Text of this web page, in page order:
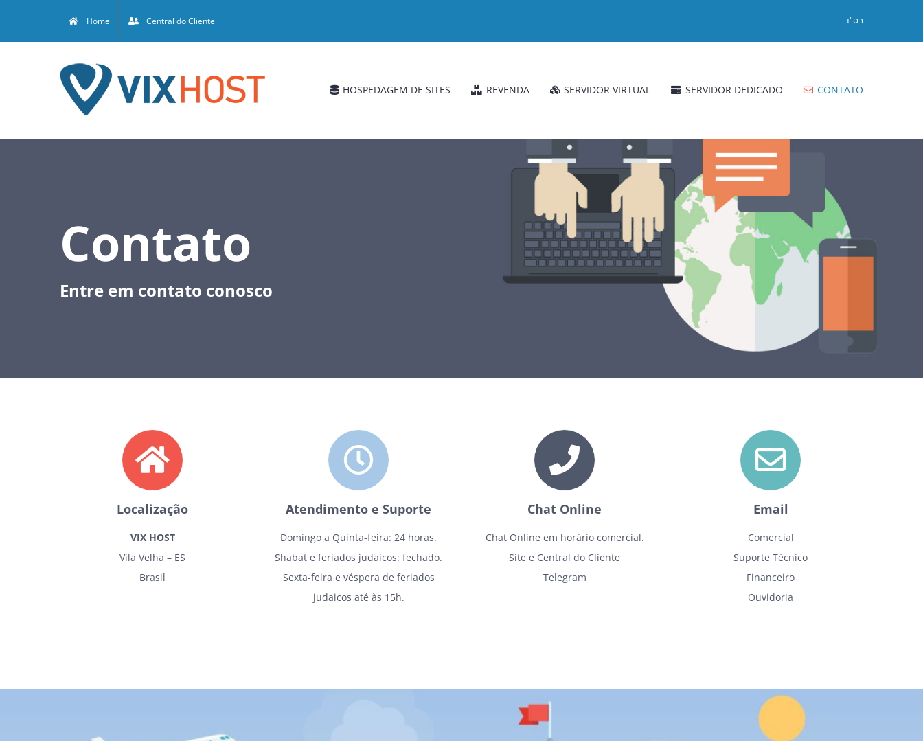
Home Central do Cliente בס"ד
HOSPEDAGEM DE SITES REVENDA SERVIDOR VIRTUAL SERVIDOR DEDICADO CONTATO
Contato
Entre em contato conosco
Localização
VIX HOST
Vila Velha – ES
Brasil
Atendimento e Suporte
Domingo a Quinta-feira: 24 horas.
Shabat e feriados judaicos: fechado.
Sexta-feira e véspera de feriados
judaicos até às 15h.
Chat Online
Chat Online em horário comercial.
Site e Central do Cliente
Telegram
Email
Comercial
Suporte Técnico
Financeiro
Ouvidoria